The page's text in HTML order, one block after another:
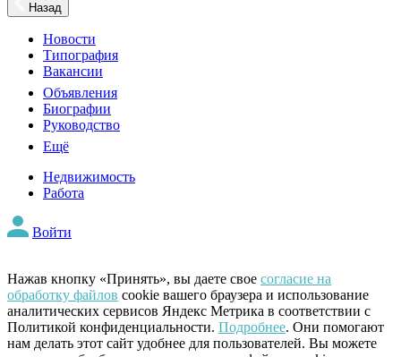
Назад
Новости
Типография
Вакансии
Объявления
Биографии
Руководство
Ещё
Недвижимость
Работа
Войти
Нажав кнопку «Принять», вы даете свое согласие на
обработку файлов cookie вашего браузера и использование
аналитических сервисов Яндекс Метрика в соответствии с
Политикой конфиденциальности. Подробнее. Они помогают
нам делать этот сайт удобнее для пользователей. Вы можете